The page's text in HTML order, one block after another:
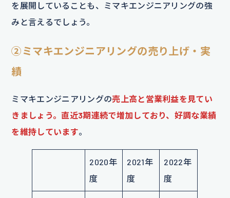
を展開していることも、ミマキエンジニアリングの強
みと言えるでしょう。
②ミマキエンジニアリングの売り上げ・実
績
ミマキエンジニアリングの売上高と営業利益を見てい
きましょう。直近3期連続で増加しており、好調な業績
を維持しています。
2020年
度
2021年
度
2022年
度